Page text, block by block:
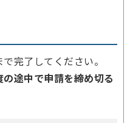
完了してください。
の途中で申請を締め切る